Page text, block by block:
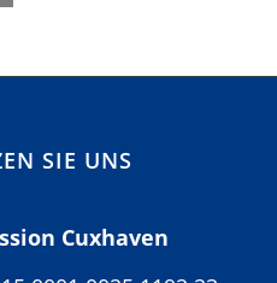
SIE UNS
Cuxhaven